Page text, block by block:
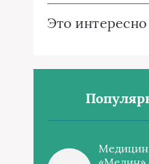
Это интересно